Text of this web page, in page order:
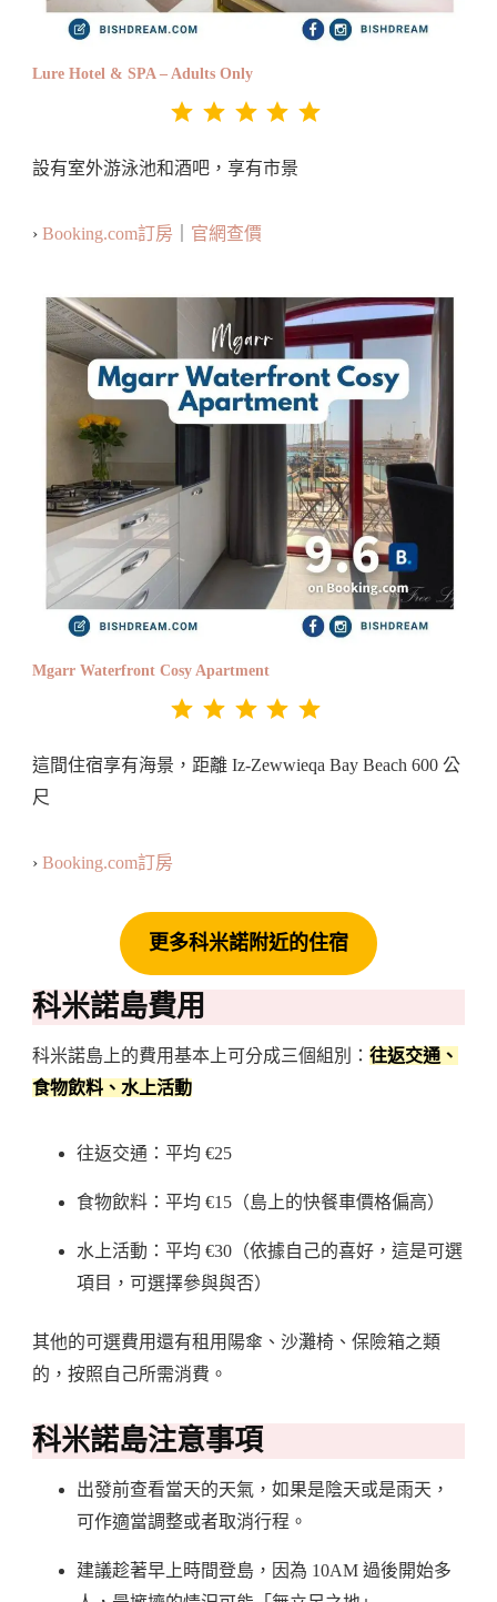
Lure Hotel & SPA – Adults Only
設有室外游泳池和酒吧，享有市景
› Booking.com訂房 官網查價
Mgarr Waterfront Cosy Apartment
這間住宿享有海景，距離 Iz-Zewwieqa Bay Beach 600 公
尺
› Booking.com訂房
更多科米諾附近的住宿
科米諾島費用
科米諾島上的費用基本上可分成三個組別： 往返交通、
食物飲料、水上活動
往返交通：平均 €25
食物飲料：平均 €15（島上的快餐車價格偏高）
水上活動：平均 €30（依據自己的喜好，這是可選
項目，可選擇參與與否）
其他的可選費用還有租用陽傘、沙灘椅、保險箱之類
的，按照自己所需消費。
科米諾島注意事項
出發前查看當天的天氣，如果是陰天或是雨天，
可作適當調整或者取消行程。
建議趁著早上時間登島，因為 10AM 過後開始多